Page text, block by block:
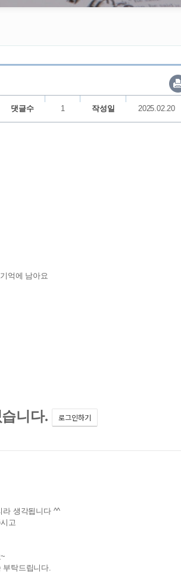
댓글수 1 작성일 2025.02.20
억에 남아요